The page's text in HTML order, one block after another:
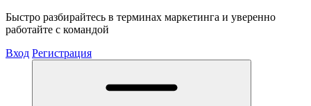
Быстро разбирайтесь в терминах маркетинга и уверенно
работайте с командой
Вход Регистрация